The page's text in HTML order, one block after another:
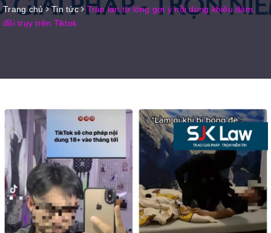
Trang chủ Tin tức
Tràn lan từ lóng gợi ý nội dung khiêu dâm,
đồi trụy trên Tiktok